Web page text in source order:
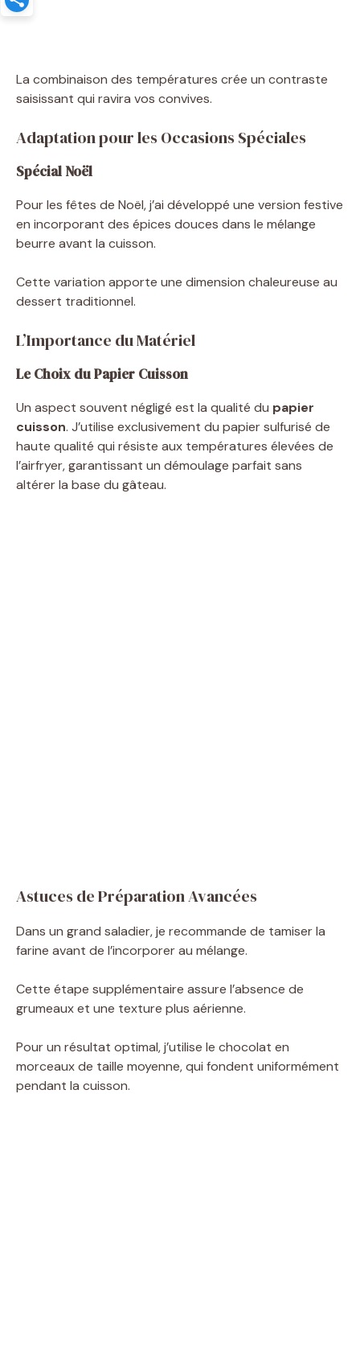
La combinaison des températures crée un contraste
saisissant qui ravira vos convives.
Adaptation pour les Occasions Spéciales
Spécial Noël
Pour les fêtes de Noël, j’ai développé une version festive
en incorporant des épices douces dans le mélange
beurre avant la cuisson.
Cette variation apporte une dimension chaleureuse au
dessert traditionnel.
L’Importance du Matériel
Le Choix du Papier Cuisson
Un aspect souvent négligé est la qualité du papier
cuisson. J’utilise exclusivement du papier sulfurisé de
haute qualité qui résiste aux températures élevées de
l’airfryer, garantissant un démoulage parfait sans
altérer la base du gâteau.
Astuces de Préparation Avancées
Dans un grand saladier, je recommande de tamiser la
farine avant de l’incorporer au mélange.
Cette étape supplémentaire assure l’absence de
grumeaux et une texture plus aérienne.
Pour un résultat optimal, j’utilise le chocolat en
morceaux de taille moyenne, qui fondent uniformément
pendant la cuisson.